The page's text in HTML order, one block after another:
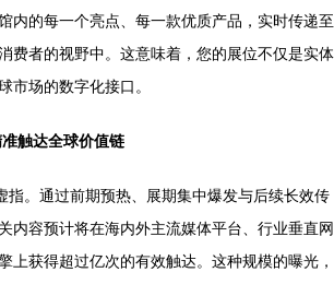
内的每一个亮点、每一款优质产品，实时传递至
费者的视野中。这意味着，您的展位不仅是实体
市场的数字化接口。
触达全球价值链
指。通过前期预热、展期集中爆发与后续长效传
内容预计将在海内外主流媒体平台、行业垂直网
上获得超过亿次的有效触达。这种规模的曝光，